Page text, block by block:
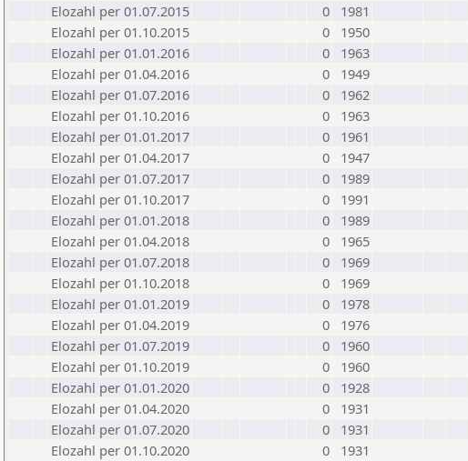
Elozahl per 01.07.2015
0
1981
Elozahl per 01.10.2015
0
1950
Elozahl per 01.01.2016
0
1963
Elozahl per 01.04.2016
0
1949
Elozahl per 01.07.2016
0
1962
Elozahl per 01.10.2016
0
1963
Elozahl per 01.01.2017
0
1961
Elozahl per 01.04.2017
0
1947
Elozahl per 01.07.2017
0
1989
Elozahl per 01.10.2017
0
1991
Elozahl per 01.01.2018
0
1989
Elozahl per 01.04.2018
0
1965
Elozahl per 01.07.2018
0
1969
Elozahl per 01.10.2018
0
1969
Elozahl per 01.01.2019
0
1978
Elozahl per 01.04.2019
0
1976
Elozahl per 01.07.2019
0
1960
Elozahl per 01.10.2019
0
1960
Elozahl per 01.01.2020
0
1928
Elozahl per 01.04.2020
0
1931
Elozahl per 01.07.2020
0
1931
Elozahl per 01.10.2020
0
1931